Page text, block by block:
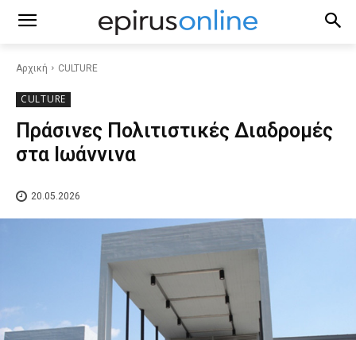
Αρχική CULTURE
CULTURE
Πράσινες Πολιτιστικές Διαδρομές
στα Ιωάννινα
20.05.2026